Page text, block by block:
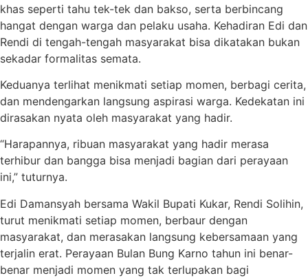
khas seperti tahu tek-tek dan bakso, serta berbincang
hangat dengan warga dan pelaku usaha. Kehadiran Edi dan
Rendi di tengah-tengah masyarakat bisa dikatakan bukan
sekadar formalitas semata.
Keduanya terlihat menikmati setiap momen, berbagi cerita,
dan mendengarkan langsung aspirasi warga. Kedekatan ini
dirasakan nyata oleh masyarakat yang hadir.
“Harapannya, ribuan masyarakat yang hadir merasa
terhibur dan bangga bisa menjadi bagian dari perayaan
ini,” tuturnya.
Edi Damansyah bersama Wakil Bupati Kukar, Rendi Solihin,
turut menikmati setiap momen, berbaur dengan
masyarakat, dan merasakan langsung kebersamaan yang
terjalin erat. Perayaan Bulan Bung Karno tahun ini benar-
benar menjadi momen yang tak terlupakan bagi